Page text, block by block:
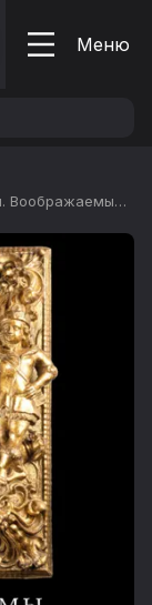
Меню
Палаццо Мадамы. Воображаемый музей Ирины Антоновой